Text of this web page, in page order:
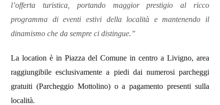
l’offerta turistica, portando maggior prestigio al ricco
programma di eventi estivi della località e mantenendo il
dinamismo che da sempre ci distingue.”
La location è in Piazza del Comune in centro a Livigno, area
raggiungibile esclusivamente a piedi dai numerosi parcheggi
gratuiti (Parcheggio Mottolino) o a pagamento presenti sulla
località.